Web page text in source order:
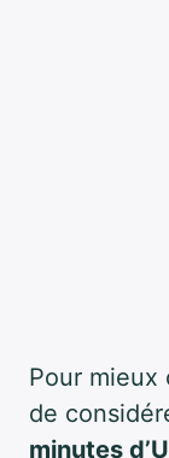
Pour mieux
de
minutes